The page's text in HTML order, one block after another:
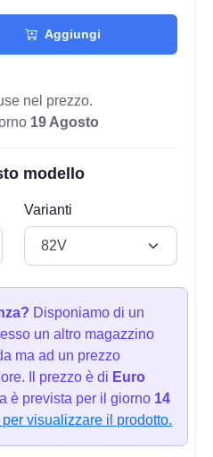
Aggiungi
nel prezzo.
19 Agosto
modello
Varianti
Disponiamo di un
un altro magazzino
ma ad un prezzo
Il prezzo è di Euro
è prevista per il giorno 14
visualizzare il prodotto.